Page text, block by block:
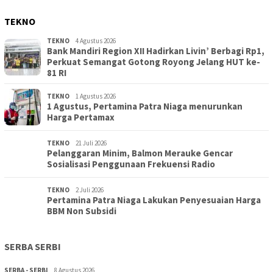
TEKNO
TEKNO 4 Agustus 2026
Bank Mandiri Region XII Hadirkan Livin’ Berbagi Rp1,
Perkuat Semangat Gotong Royong Jelang HUT ke-
81 RI
TEKNO 1 Agustus 2026
1 Agustus, Pertamina Patra Niaga menurunkan
Harga Pertamax
TEKNO 21 Juli 2026
Pelanggaran Minim, Balmon Merauke Gencar
Sosialisasi Penggunaan Frekuensi Radio
TEKNO 2 Juli 2026
Pertamina Patra Niaga Lakukan Penyesuaian Harga
BBM Non Subsidi
SERBA SERBI
SERBA - SERBI 8 Agustus 2026